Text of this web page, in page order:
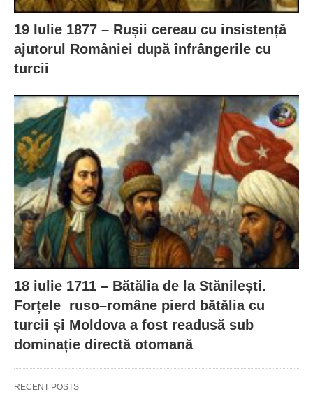
19 Iulie 1877 – Rușii cereau cu insistență
ajutorul României după înfrângerile cu
turcii
18 iulie 1711 – Bătălia de la Stănilești.
Forțele ruso–române pierd bătălia cu
turcii și Moldova a fost readusă sub
dominație directă otomană
RECENT POSTS